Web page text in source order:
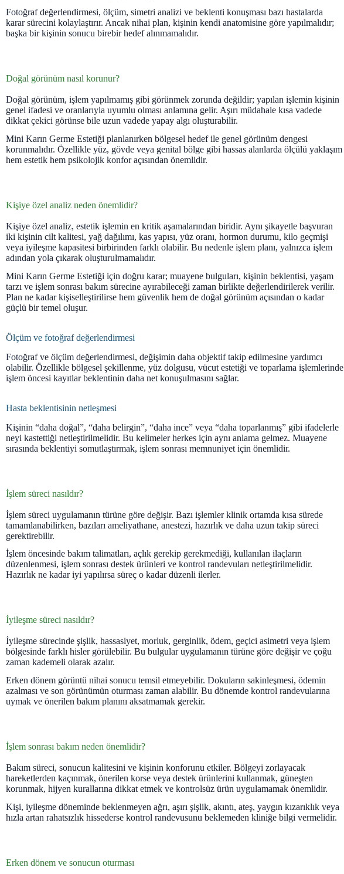
Fotoğraf değerlendirmesi, ölçüm, simetri analizi ve beklenti konuşması bazı hastalarda
karar sürecini kolaylaştırır. Ancak nihai plan, kişinin kendi anatomisine göre yapılmalıdır;
başka bir kişinin sonucu birebir hedef alınmamalıdır.
Doğal görünüm nasıl korunur?
Doğal görünüm, işlem yapılmamış gibi görünmek zorunda değildir; yapılan işlemin kişinin
genel ifadesi ve oranlarıyla uyumlu olması anlamına gelir. Aşırı müdahale kısa vadede
dikkat çekici görünse bile uzun vadede yapay algı oluşturabilir.
Mini Karın Germe Estetiği planlanırken bölgesel hedef ile genel görünüm dengesi
korunmalıdır. Özellikle yüz, gövde veya genital bölge gibi hassas alanlarda ölçülü yaklaşım
hem estetik hem psikolojik konfor açısından önemlidir.
Kişiye özel analiz neden önemlidir?
Kişiye özel analiz, estetik işlemin en kritik aşamalarından biridir. Aynı şikayetle başvuran
iki kişinin cilt kalitesi, yağ dağılımı, kas yapısı, yüz oranı, hormon durumu, kilo geçmişi
veya iyileşme kapasitesi birbirinden farklı olabilir. Bu nedenle işlem planı, yalnızca işlem
adından yola çıkarak oluşturulmamalıdır.
Mini Karın Germe Estetiği için doğru karar; muayene bulguları, kişinin beklentisi, yaşam
tarzı ve işlem sonrası bakım sürecine ayırabileceği zaman birlikte değerlendirilerek verilir.
Plan ne kadar kişiselleştirilirse hem güvenlik hem de doğal görünüm açısından o kadar
güçlü bir temel oluşur.
Ölçüm ve fotoğraf değerlendirmesi
Fotoğraf ve ölçüm değerlendirmesi, değişimin daha objektif takip edilmesine yardımcı
olabilir. Özellikle bölgesel şekillenme, yüz dolgusu, vücut estetiği ve toparlama işlemlerinde
işlem öncesi kayıtlar beklentinin daha net konuşulmasını sağlar.
Hasta beklentisinin netleşmesi
Kişinin “daha doğal”, “daha belirgin”, “daha ince” veya “daha toparlanmış” gibi ifadelerle
neyi kastettiği netleştirilmelidir. Bu kelimeler herkes için aynı anlama gelmez. Muayene
sırasında beklentiyi somutlaştırmak, işlem sonrası memnuniyet için önemlidir.
İşlem süreci nasıldır?
İşlem süreci uygulamanın türüne göre değişir. Bazı işlemler klinik ortamda kısa sürede
tamamlanabilirken, bazıları ameliyathane, anestezi, hazırlık ve daha uzun takip süreci
gerektirebilir.
İşlem öncesinde bakım talimatları, açlık gerekip gerekmediği, kullanılan ilaçların
düzenlenmesi, işlem sonrası destek ürünleri ve kontrol randevuları netleştirilmelidir.
Hazırlık ne kadar iyi yapılırsa süreç o kadar düzenli ilerler.
İyileşme süreci nasıldır?
İyileşme sürecinde şişlik, hassasiyet, morluk, gerginlik, ödem, geçici asimetri veya işlem
bölgesinde farklı hisler görülebilir. Bu bulgular uygulamanın türüne göre değişir ve çoğu
zaman kademeli olarak azalır.
Erken dönem görüntü nihai sonucu temsil etmeyebilir. Dokuların sakinleşmesi, ödemin
azalması ve son görünümün oturması zaman alabilir. Bu dönemde kontrol randevularına
uymak ve önerilen bakım planını aksatmamak gerekir.
İşlem sonrası bakım neden önemlidir?
Bakım süreci, sonucun kalitesini ve kişinin konforunu etkiler. Bölgeyi zorlayacak
hareketlerden kaçınmak, önerilen korse veya destek ürünlerini kullanmak, güneşten
korunmak, hijyen kurallarına dikkat etmek ve kontrolsüz ürün uygulamamak önemlidir.
Kişi, iyileşme döneminde beklenmeyen ağrı, aşırı şişlik, akıntı, ateş, yaygın kızarıklık veya
hızla artan rahatsızlık hissederse kontrol randevusunu beklemeden kliniğe bilgi vermelidir.
Erken dönem ve sonucun oturması